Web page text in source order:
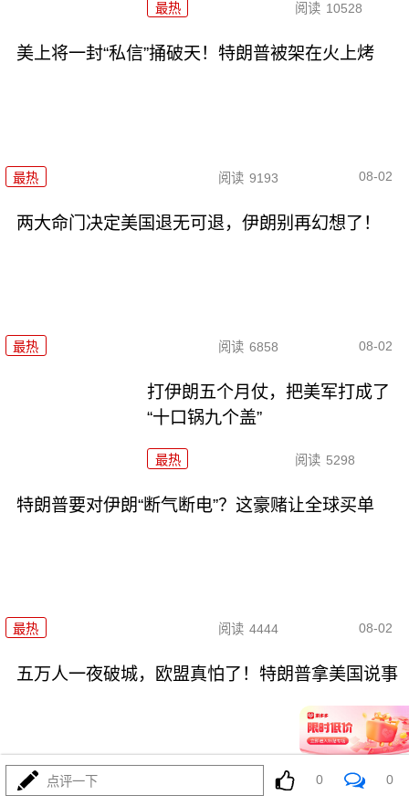
最热 阅读 10528
美上将一封“私信”捅破天！特朗普被架在火上烤
最热 阅读 9193 08-02
两大命门决定美国退无可退，伊朗别再幻想了！
最热 阅读 6858 08-02
打伊朗五个月仗，把美军打成了
“十口锅九个盖”
最热 阅读 5298
特朗普要对伊朗“断气断电”？这豪赌让全球买单
最热 阅读 4444 08-02
五万人一夜破城，欧盟真怕了！特朗普拿美国说事
最热 阅读 14904
点评一下 0 0